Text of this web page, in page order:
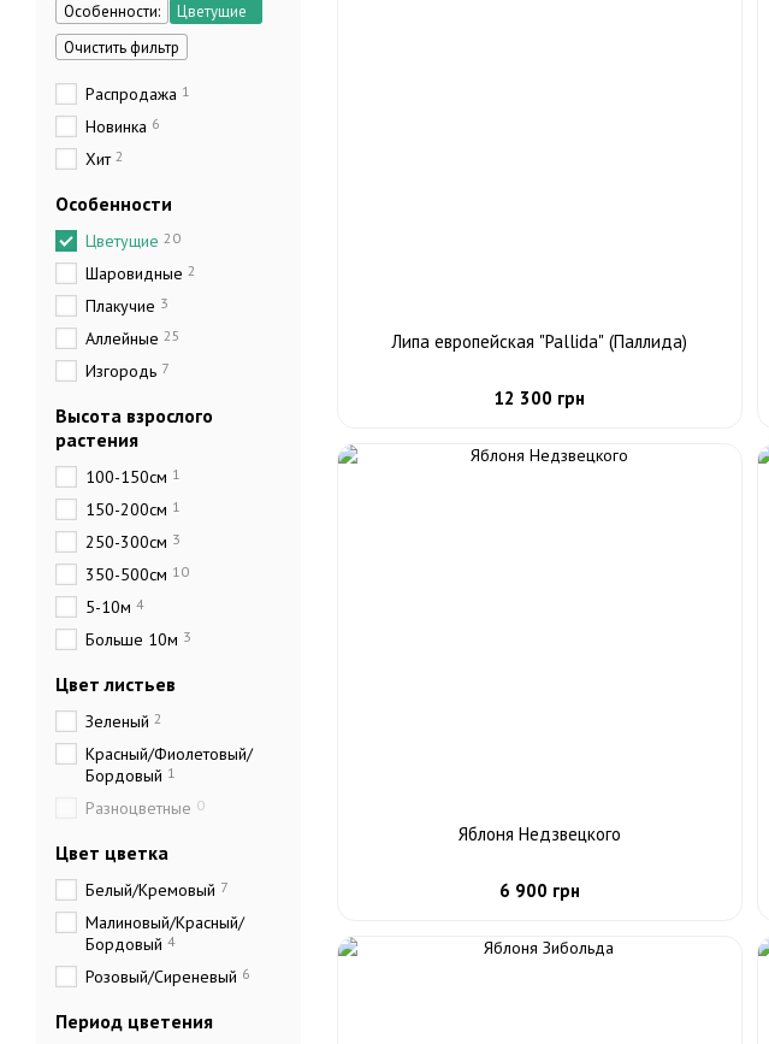
Липа европейская "Pallida" (Паллида)
12 300 грн
Яблоня Недзвецкого
6 900 грн
Особенности:
Цветущие
Очистить фильтр
Распродажа 1
Новинка 6
Хит 2
Особенности
Цветущие 20
Шаровидные 2
Плакучие 3
Аллейные 25
Изгородь 7
Высота взрослого
растения
100-150см 1
150-200см 1
250-300см 3
350-500см 10
5-10м 4
Больше 10м 3
Цвет листьев
Зеленый 2
Красный/Фиолетовый/
Бордовый 1
Разноцветные 0
Цвет цветка
Белый/Кремовый 7
Малиновый/Красный/
Бордовый 4
Розовый/Сиреневый 6
Период цветения